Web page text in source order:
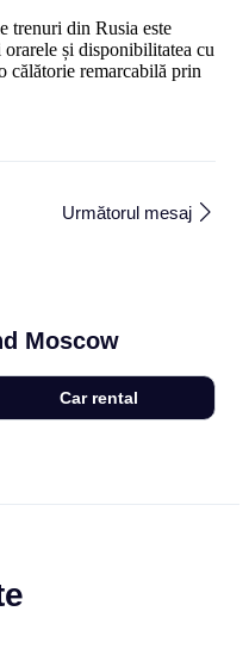
trenuri din Rusia este
și disponibilitatea cu
călătorie remarcabilă prin
Următorul mesaj
Moscow
Car rental